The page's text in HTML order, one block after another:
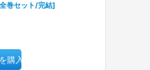
巻セット/完結]
購入